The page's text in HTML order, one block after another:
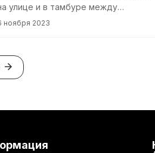
улице и в тамбуре между
ноября 2023